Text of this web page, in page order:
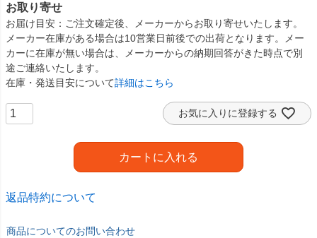
お取り寄せ
お届け目安
ご注文確定後、メーカーからお取り寄せいたします。
メーカー在庫がある場合は10営業日前後での出荷となります。メー
カーに在庫が無い場合は、メーカーからの納期回答がきた時点で別
途ご連絡いたします。
在庫・発送目安について詳細はこちら
お気に入りに登録する
カートに入れる
返品特約について
商品についてのお問い合わせ